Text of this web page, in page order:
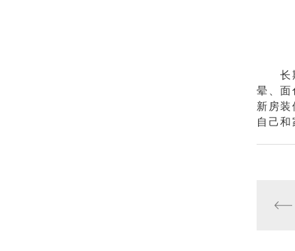
长期
晕、面
新房装
自己和